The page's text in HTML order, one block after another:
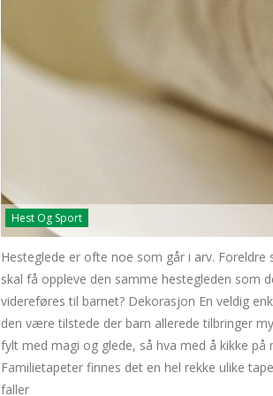
Hest Og Sport
Hesteglede er ofte noe som går i arv.
skal få oppleve den samme hestegleden som
videreføres til barnet? Dekorasjon En veldig
den være tilstede der barn allerede tilbringer
fylt med magi og glede, så hva med å kikke
Familietapeter finnes det en hel rekke ulike
faller